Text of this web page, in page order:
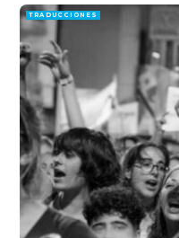
TRADUCCIONES